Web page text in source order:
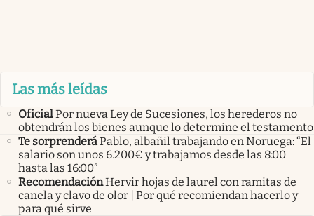
Las más leídas
OficialPor nueva Ley de Sucesiones, los herederos no
obtendrán los bienes aunque lo determine el testamento
Te sorprenderáPablo, albañil trabajando en Noruega: “El
salario son unos 6.200€ y trabajamos desde las 8:00
hasta las 16:00”
RecomendaciónHervir hojas de laurel con ramitas de
canela y clavo de olor | Por qué recomiendan hacerlo y
para qué sirve